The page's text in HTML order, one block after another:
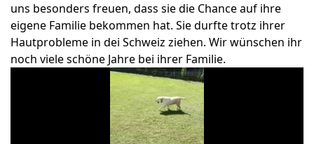
uns besonders freuen, dass sie die Chance auf ihre
eigene Familie bekommen hat. Sie durfte trotz ihrer
Hautprobleme in dei Schweiz ziehen. Wir wünschen ihr
noch viele schöne Jahre bei ihrer Familie.